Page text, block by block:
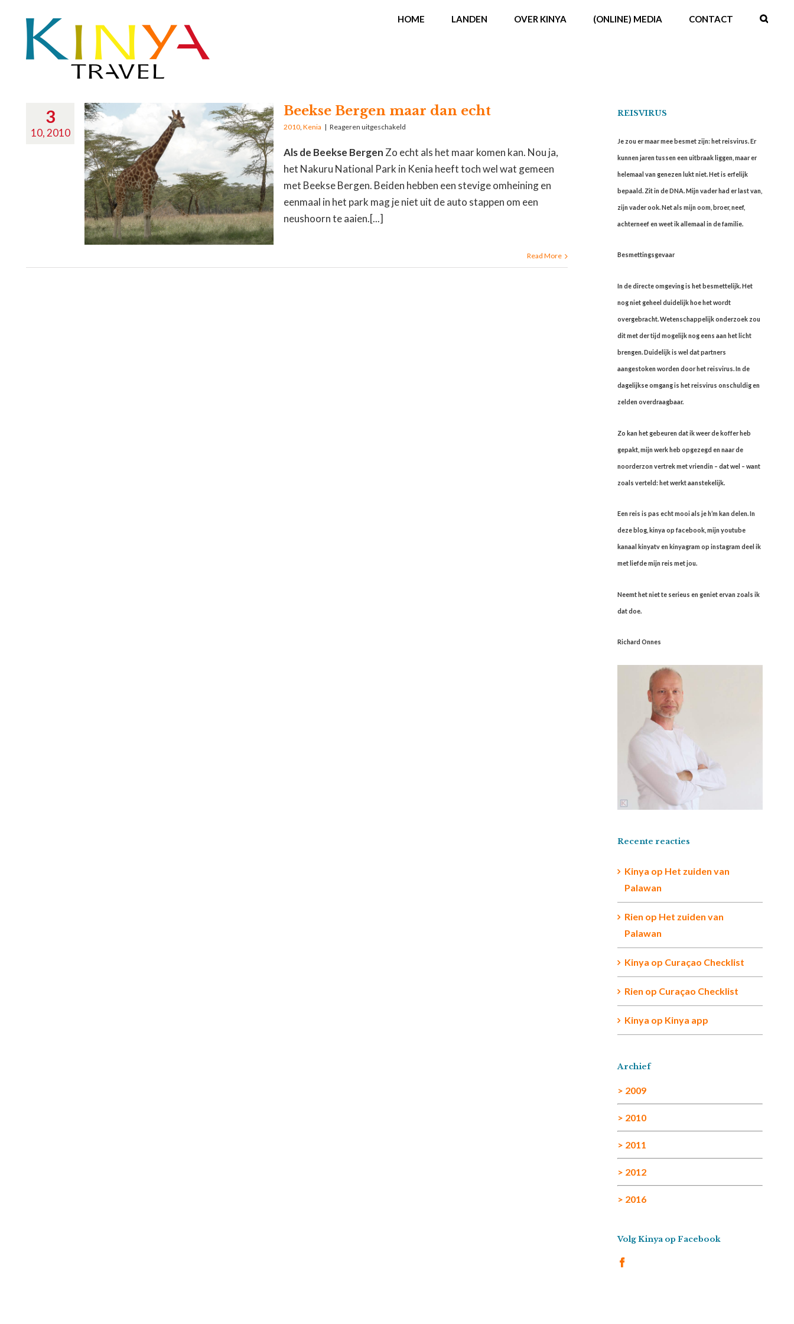
HOME LANDEN OVER KINYA (ONLINE) MEDIA CONTACT
3
10, 2010
Beekse Bergen maar dan echt
2010,Kenia | Reageren uitgeschakeld
Als de Beekse Bergen Zo echt als het maar komen kan. Nou ja,
het Nakuru National Park in Kenia heeft toch wel wat gemeen
met Beekse Bergen. Beiden hebben een stevige omheining en
eenmaal in het park mag je niet uit de auto stappen om een
neushoorn te aaien.[...]
Read More
REISVIRUS
Je zou er maar mee besmet zijn: het reisvirus. Er
kunnen jaren tussen een uitbraak liggen, maar er
helemaal van genezen lukt niet. Het is erfelijk
bepaald. Zit in de DNA. Mijn vader had er last van,
zijn vader ook. Net als mijn oom, broer, neef,
achterneef en weet ik allemaal in de familie.
Besmettingsgevaar
In de directe omgeving is het besmettelijk. Het
nog niet geheel duidelijk hoe het wordt
overgebracht. Wetenschappelijk onderzoek zou
dit met der tijd mogelijk nog eens aan het licht
brengen. Duidelijk is wel dat partners
aangestoken worden door het reisvirus. In de
dagelijkse omgang is het reisvirus onschuldig en
zelden overdraagbaar.
Zo kan het gebeuren dat ik weer de koffer heb
gepakt, mijn werk heb opgezegd en naar de
noorderzon vertrek met vriendin – dat wel – want
zoals verteld: het werkt aanstekelijk.
Een reis is pas echt mooi als je h’m kan delen. In
deze blog, kinya op facebook, mijn youtube
kanaal kinyatv en kinyagram op instagram deel ik
met liefde mijn reis met jou.
Neemt het niet te serieus en geniet ervan zoals ik
dat doe.
Richard Onnes
Recente reacties
Kinya op Het zuiden van
Palawan
Rien op Het zuiden van
Palawan
Kinya op Curaçao Checklist
Rien op Curaçao Checklist
Kinya op Kinya app
Archief
> 2009
> 2010
> 2011
> 2012
> 2016
Volg Kinya op Facebook